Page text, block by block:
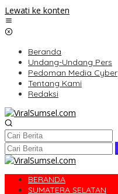
Lewati ke konten
Beranda
Undang-Undang Pers
Pedoman Media Cyber
Tentang Kami
Redaksi
BERANDA
SUMATERA SELATAN